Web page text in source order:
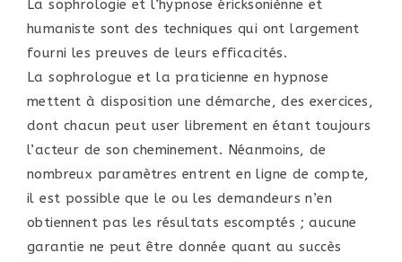
La sophrologie et l’hypnose éricksoniènne et
humaniste sont des techniques qui ont largement
fourni les preuves de leurs efficacités.
La sophrologue et la praticienne en hypnose
mettent à disposition une démarche, des exercices,
dont chacun peut user librement en étant toujours
l’acteur de son cheminement. Néanmoins, de
nombreux paramètres entrent en ligne de compte,
il est possible que le ou les demandeurs n’en
obtiennent pas les résultats escomptés ; aucune
garantie ne peut être donnée quant au succès